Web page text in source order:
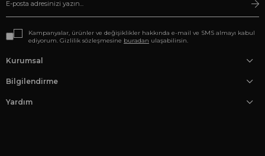
Kampanyalar, ürünler ve değişiklikler hakkında e-mail ve SMS almayı kabul
ediyorum. Gizlilik sözleşmesine buradan ulaşabilirsin.
Kurumsal
Bilgilendirme
Yardım